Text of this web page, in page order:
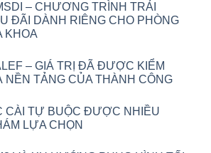
– CHƯƠNG TRÌNH TRẢI
ĐÃI DÀNH RIÊNG CHO PHÒNG
KHOA
– GIÁ TRỊ ĐÃ ĐƯỢC KIỂM
NỀN TẢNG CỦA THÀNH CÔNG
CÀI TỰ BUỘC ĐƯỢC NHIỀU
LỰA CHỌN